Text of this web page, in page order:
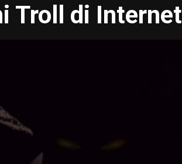
Troll di Internet